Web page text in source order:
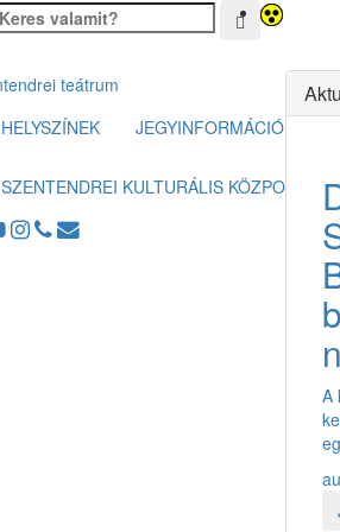
HELYSZÍNEK JEGYINFORMÁCIÓK
SZENTENDREI KULTURÁLIS KÖZPONT
A